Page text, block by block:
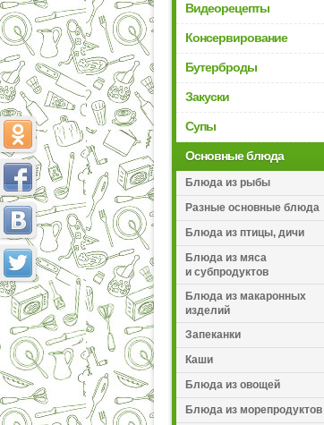
Видеорецепты
Консервирование
Бутерброды
Закуски
Супы
Основные блюда
Блюда из рыбы
Разные основные блюда
Блюда из птицы, дичи
Блюда из мяса
и субпродуктов
Блюда из макаронных
изделий
Запеканки
Каши
Блюда из овощей
Блюда из морепродуктов